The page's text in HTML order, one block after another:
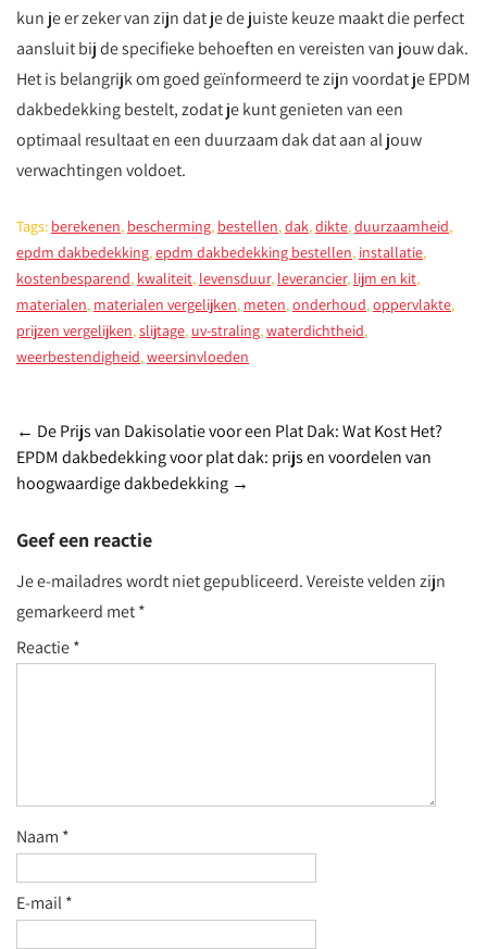
kun je er zeker van zijn dat je de juiste keuze maakt die perfect
aansluit bij de specifieke behoeften en vereisten van jouw dak.
Het is belangrijk om goed geïnformeerd te zijn voordat je EPDM
dakbedekking bestelt, zodat je kunt genieten van een
optimaal resultaat en een duurzaam dak dat aan al jouw
verwachtingen voldoet.
Tags: berekenen, bescherming, bestellen,dak,dikte,duurzaamheid,
epdm dakbedekking,epdm dakbedekking bestellen, installatie,
kostenbesparend, kwaliteit, levensduur, leverancier, lijm en kit,
materialen, materialen vergelijken, meten,onderhoud,oppervlakte,
prijzen vergelijken,slijtage, uv-straling,waterdichtheid,
weerbestendigheid,weersinvloeden
Post
navigation
← De Prijs van Dakisolatie voor een Plat Dak: Wat Kost Het?
EPDM dakbedekking voor plat dak: prijs en voordelen van
hoogwaardige dakbedekking →
Geef een reactie
Je e-mailadres wordt niet gepubliceerd.Vereiste velden zijn
gemarkeerd met*
Reactie*
Naam *
E-mail*